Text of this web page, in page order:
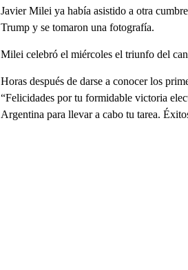
Javier Milei ya había asistido a otra
Trump y se tomaron una fotografía.
Milei celebró el miércoles el triunfo del
Horas después de darse a conocer los
“Felicidades por tu formidable victoria
Argentina para llevar a cabo tu tarea.